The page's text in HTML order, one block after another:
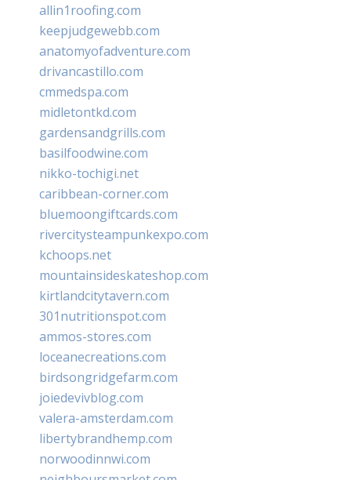
allin1roofing.com
keepjudgewebb.com
anatomyofadventure.com
drivancastillo.com
cmmedspa.com
midletontkd.com
gardensandgrills.com
basilfoodwine.com
nikko-tochigi.net
caribbean-corner.com
bluemoongiftcards.com
rivercitysteampunkexpo.com
kchoops.net
mountainsideskateshop.com
kirtlandcitytavern.com
301nutritionspot.com
ammos-stores.com
loceanecreations.com
birdsongridgefarm.com
joiedevivblog.com
valera-amsterdam.com
libertybrandhemp.com
norwoodinnwi.com